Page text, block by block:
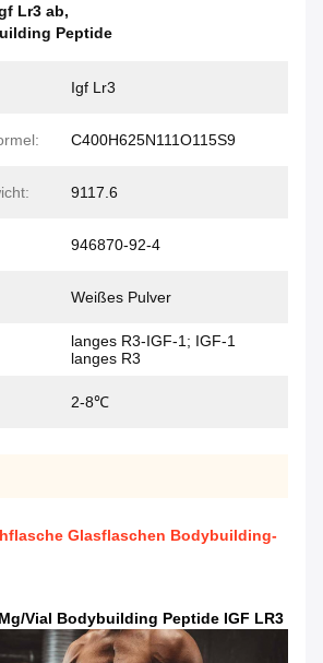
Lr3 ab,
Peptide
Igf Lr3
C400H625N111O115S9
9117.6
946870-92-4
Weißes Pulver
langes R3-IGF-1; IGF-1
langes R3
2-8℃
Glasflaschen Bodybuilding-
Vial Bodybuilding Peptide IGF LR3